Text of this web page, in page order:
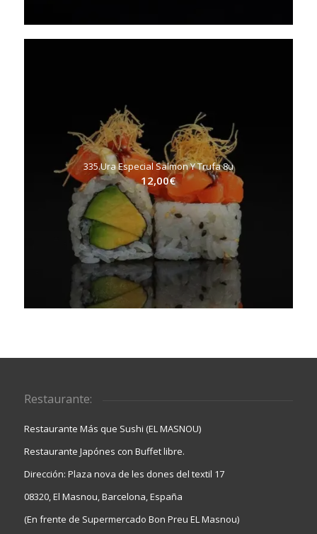
335.Ura Especial Salmon Y Trufa 8u
12,00€
Restaurante:
Restaurante Más que Sushi (EL MASNOU)
Restaurante Japónes con Buffet libre.
Dirección: Plaza nova de les dones del textil 17
08320, El Masnou, Barcelona, España
(En frente de Supermercado Bon Preu EL Masnou)